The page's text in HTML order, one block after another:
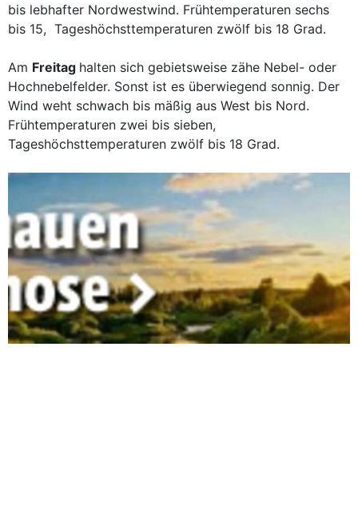
bis lebhafter Nordwestwind. Frühtemperaturen sechs
bis 15, Tageshöchsttemperaturen zwölf bis 18 Grad.
Am Freitag halten sich gebietsweise zähe Nebel- oder
Hochnebelfelder. Sonst ist es überwiegend sonnig. Der
Wind weht schwach bis mäßig aus West bis Nord.
Frühtemperaturen zwei bis sieben,
Tageshöchsttemperaturen zwölf bis 18 Grad.